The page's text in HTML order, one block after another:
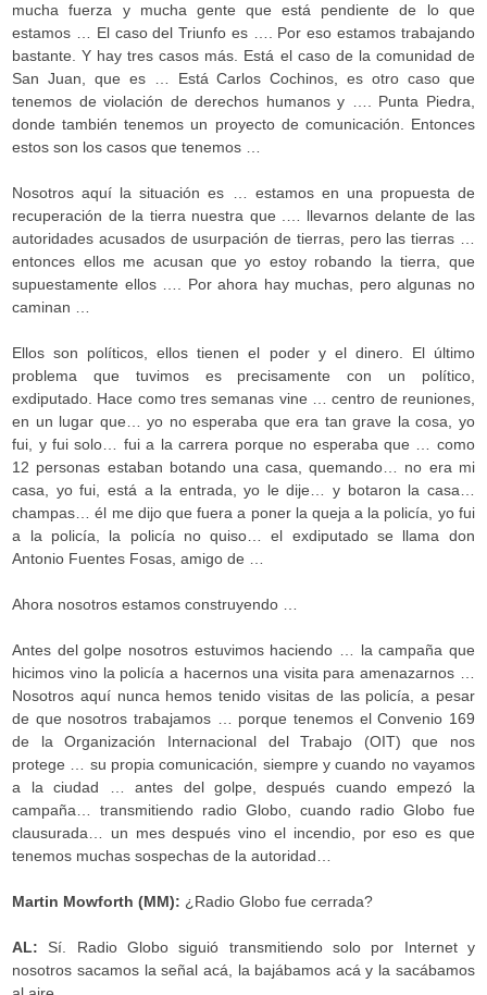
mucha fuerza y mucha gente que está pendiente de lo que
estamos … El caso del Triunfo es …. Por eso estamos trabajando
bastante. Y hay tres casos más. Está el caso de la comunidad de
San Juan, que es … Está Carlos Cochinos, es otro caso que
tenemos de violación de derechos humanos y …. Punta Piedra,
donde también tenemos un proyecto de comunicación. Entonces
estos son los casos que tenemos …
Nosotros aquí la situación es … estamos en una propuesta de
recuperación de la tierra nuestra que .… llevarnos delante de las
autoridades acusados de usurpación de tierras, pero las tierras …
entonces ellos me acusan que yo estoy robando la tierra, que
supuestamente ellos …. Por ahora hay muchas, pero algunas no
caminan …
Ellos son políticos, ellos tienen el poder y el dinero. El último
problema que tuvimos es precisamente con un político,
exdiputado. Hace como tres semanas vine … centro de reuniones,
en un lugar que… yo no esperaba que era tan grave la cosa, yo
fui, y fui solo… fui a la carrera porque no esperaba que … como
12 personas estaban botando una casa, quemando… no era mi
casa, yo fui, está a la entrada, yo le dije… y botaron la casa…
champas… él me dijo que fuera a poner la queja a la policía, yo fui
a la policía, la policía no quiso… el exdiputado se llama don
Antonio Fuentes Fosas, amigo de …
Ahora nosotros estamos construyendo …
Antes del golpe nosotros estuvimos haciendo … la campaña que
hicimos vino la policía a hacernos una visita para amenazarnos …
Nosotros aquí nunca hemos tenido visitas de las policía, a pesar
de que nosotros trabajamos … porque tenemos el Convenio 169
de la Organización Internacional del Trabajo (OIT) que nos
protege … su propia comunicación, siempre y cuando no vayamos
a la ciudad … antes del golpe, después cuando empezó la
campaña… transmitiendo radio Globo, cuando radio Globo fue
clausurada… un mes después vino el incendio, por eso es que
tenemos muchas sospechas de la autoridad…
Martin Mowforth (MM): ¿Radio Globo fue cerrada?
AL: Sí. Radio Globo siguió transmitiendo solo por Internet y
nosotros sacamos la señal acá, la bajábamos acá y la sacábamos